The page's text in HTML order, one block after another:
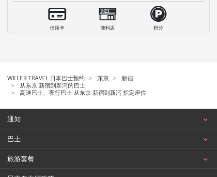
信用卡 便利店 积分
WILLER TRAVEL 日本巴士预约 东京
新宿
从东京 新宿到新泻的巴士
高速巴士、夜行巴士 从东京 新宿到新泻 指定座位
通知
巴士
旅游套餐